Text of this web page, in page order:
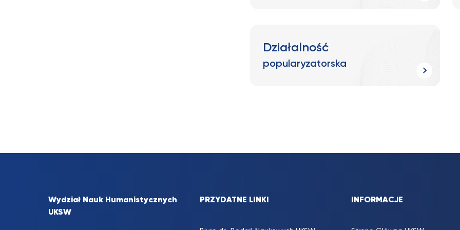
Działalność
popularyzatorska
Wydział Nauk Humanistycznych
UKSW
PRZYDATNE LINKI INFORMACJE